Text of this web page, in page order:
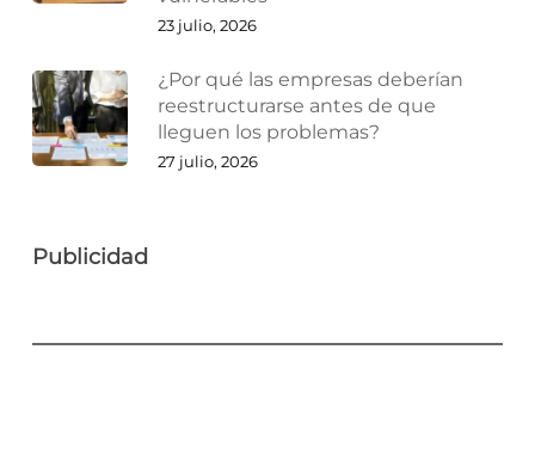
23 julio, 2026
¿Por qué las empresas deberían
reestructurarse antes de que
lleguen los problemas?
27 julio, 2026
Publicidad